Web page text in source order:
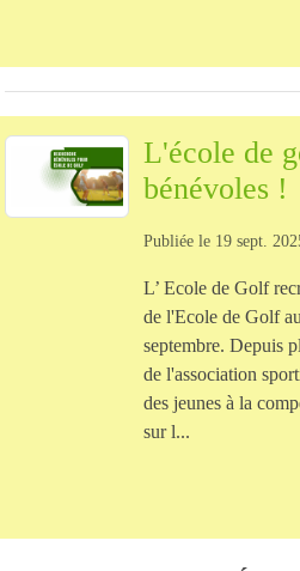
L'école de
bénévoles !
Publiée le 19 sept.
L’ Ecole de Golf
de l'Ecole de Golf
septembre. Depuis
de l'association
des jeunes à la
sur l...